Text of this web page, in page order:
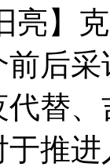
亮】
后
替
推